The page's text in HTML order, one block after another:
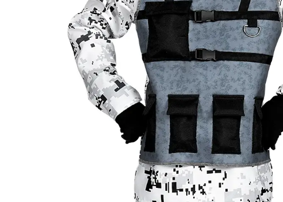
Elérhetőség Nincs
Értesítés
Értesíts ha
Méret
158[
Célcsoport Fiú jelmez
Típus
Kommandós
Ajánlott
korosztály
11 éves kortól
Gyártó
Widmann
Cikkszám
w01718
Csomag
tartalma
A jelmez
Rövid leírás Sarki
Részletes
leírás
Jó minőségű
as), hogy
lehessen.